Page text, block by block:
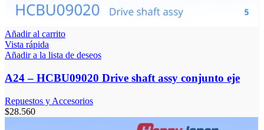
Añadir al carrito
Vista rápida
Añadir a la lista de deseos
A24 – HCBU09020 Drive shaft assy conjunto eje
Repuestos y Accesorios
$28.560